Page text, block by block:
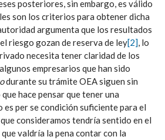
posteriores, sin embargo, es válido
son los criterios para obtener dicha
argumenta que los resultados
riesgo gozan de reserva de ley[2], lo
necesita tener claridad de los
empresarios que han sido
durante su trámite OEA siguen sin
hace pensar que tener una
per se condición suficiente para el
consideramos tendría sentido en el
valdría la pena contar con la